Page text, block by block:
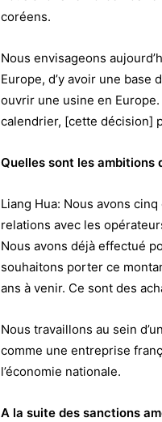
coréens.
Nous envisageons
Europe, d’y avoir une
ouvrir une usine en
calendrier, [cette décision]
Quelles sont les ambitions
Liang Hua: Nous avons
relations avec les
Nous avons déjà effectué
souhaitons porter ce
ans à venir. Ce sont des
Nous travaillons au sein
comme une entreprise
l’économie nationale.
A la suite des sanctions